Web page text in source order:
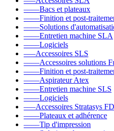
––––Bacs et plateaux
––––Finition et post-
––––Solutions
––––Entretien machine SLA
––––Logiciels
–––Accessoires SLS
––––Accessoires solutions
––––Finition et post-
––––Aspirateur Atex
––––Entretien machine SLS
––––Logiciels
–––Accessoires Stratasys
––––Plateaux et adhérence
––––Tip d'impression